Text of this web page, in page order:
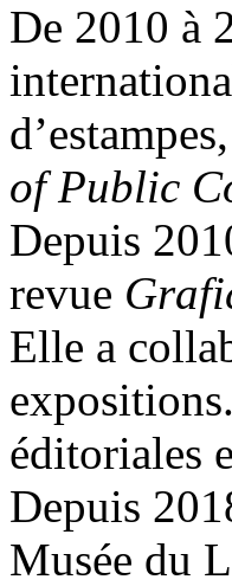
De 2010 à
of Public
Depuis
revue
Elle a
éditoriales
Depuis
Musée du